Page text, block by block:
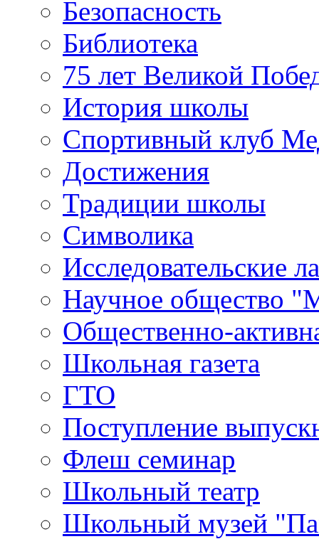
Безопасность
Библиотека
75 лет Великой
История школы
Спортивный клуб
Достижения
Традиции школы
Символика
Исследовательские
Научное общество
Общественно-
Школьная газета
ГТО
Поступление
Флеш семинар
Школьный театр
Школьный музей